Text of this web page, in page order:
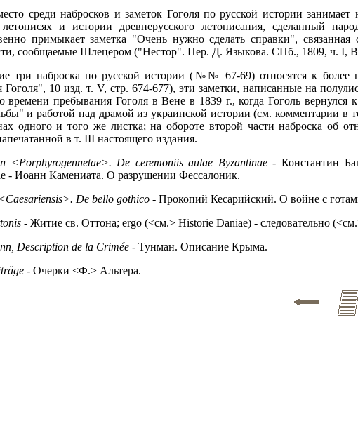
среди набросков и заметок Гоголя по русской истории
летописях и истории древнерусского летописания, сделанный
примыкает заметка "Очень нужно сделать справки",
сообщаемые Шлецером ("Нестор". Пер. Д. Языкова. СПб., 1809, ч. I,
три наброска по русской истории (№№ 67-69) относятся к более
10 изд. т. V, стр. 674-677), эти заметки, написанные на
времени пребывания Гоголя в Вене в 1839 г., когда Гоголь
и работой над драмой из украинской истории (см.
одного и того же листка; на обороте второй части наброска
в т. III настоящего издания.
<Porphyrogennetae>. De ceremoniis aulae Byzantinae- Константин
- Иоанн Камениата. О разрушении Фессалоник.
De bello gothico - Прокопий Кесарийский. О войне с
- Житие св. Оттона; ergo (<см.> Historie Daniae) - следовательно
Description de la Crimée - Тунман. Описание Крыма.
- Очерки <Ф.> Альтера.